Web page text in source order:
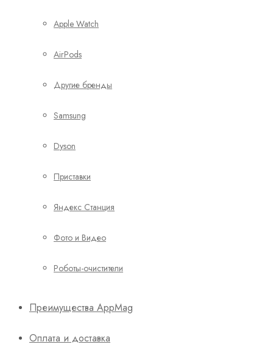
Apple Watch
AirPods
Другие бренды
Samsung
Dyson
Приставки
Яндекс Станция
Фото и Видео
Роботы-очистители
Преимущества AppMag
Оплата и доставка